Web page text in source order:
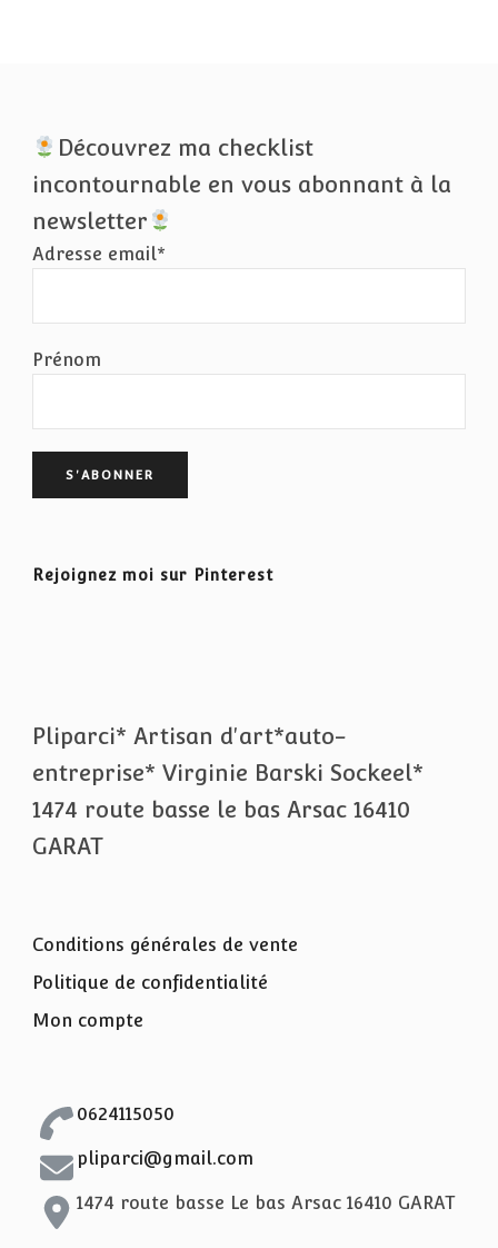
Découvrez ma checklist
incontournable en vous abonnant à la
newsletter
Adresse email*
Prénom
Rejoignez moi sur Pinterest
Pliparci* Artisan d'art*auto-
entreprise* Virginie Barski Sockeel*
1474 route basse le bas Arsac 16410
GARAT
Conditions générales de vente
Politique de confidentialité
Mon compte
0624115050
pliparci@gmail.com
1474 route basse Le bas Arsac 16410 GARAT